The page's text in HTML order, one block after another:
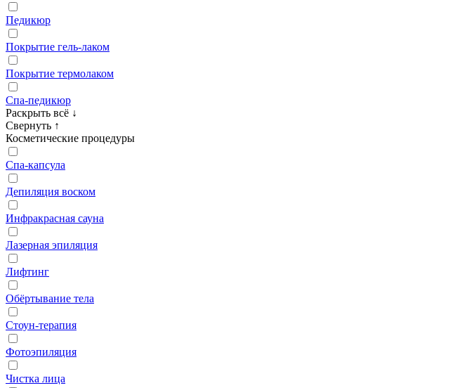
Педикюр
Покрытие гель‑лаком
Покрытие термолаком
Спа‑педикюр
Раскрыть всё ↓
Свернуть ↑
Косметические процедуры
Cпа‑капсула
Депиляция воском
Инфракрасная сауна
Лазерная эпиляция
Лифтинг
Обёртывание тела
Стоун‑терапия
Фотоэпиляция
Чистка лица